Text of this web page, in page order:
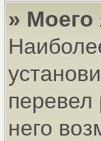
» Моего
перевел
него